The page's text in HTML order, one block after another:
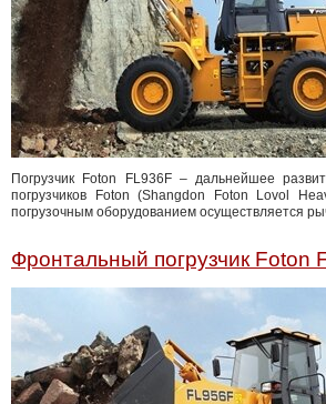
Погрузчик Foton FL936F – дальнейшее
погрузчиков Foton (Shangdon Foton Lovol
погрузочным оборудованием осуществляется
Фронтальный погрузчик Foton